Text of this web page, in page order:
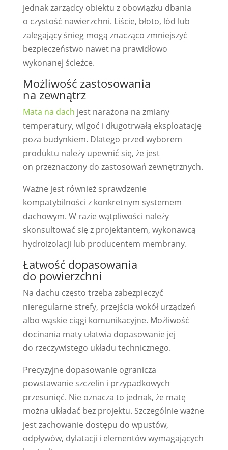
jednak zarządcy obiektu z obowiązku dbania
o czystość nawierzchni. Liście, błoto, lód lub
zalegający śnieg mogą znacząco zmniejszyć
bezpieczeństwo nawet na prawidłowo
wykonanej ścieżce.
Możliwość zastosowania
na zewnątrz
Mata na dach jest narażona na zmiany
temperatury, wilgoć i długotrwałą eksploatację
poza budynkiem. Dlatego przed wyborem
produktu należy upewnić się, że jest
on przeznaczony do zastosowań zewnętrznych.
Ważne jest również sprawdzenie
kompatybilności z konkretnym systemem
dachowym. W razie wątpliwości należy
skonsultować się z projektantem, wykonawcą
hydroizolacji lub producentem membrany.
Łatwość dopasowania
do powierzchni
Na dachu często trzeba zabezpieczyć
nieregularne strefy, przejścia wokół urządzeń
albo wąskie ciągi komunikacyjne. Możliwość
docinania maty ułatwia dopasowanie jej
do rzeczywistego układu technicznego.
Precyzyjne dopasowanie ogranicza
powstawanie szczelin i przypadkowych
przesunięć. Nie oznacza to jednak, że matę
można układać bez projektu. Szczególnie ważne
jest zachowanie dostępu do wpustów,
odpływów, dylatacji i elementów wymagających